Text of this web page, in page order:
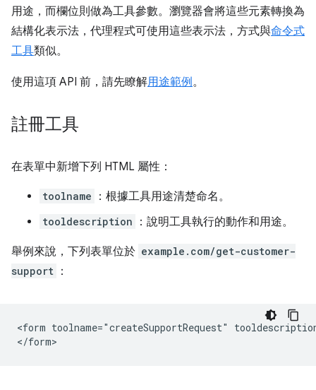
用途，而欄位則做為工具參數。瀏覽器會將這些元素轉換為
結構化表示法，代理程式可使用這些表示法，方式與命令式
工具類似。
使用這項 API 前，請先瞭解用途範例。
註冊工具
在表單中新增下列 HTML 屬性：
toolname ：根據工具用途清楚命名。
tooldescription ：說明工具執行的動作和用途。
舉例來說，下列表單位於 example.com/get-customer-
support ：
<form toolname="createSupportRequest"